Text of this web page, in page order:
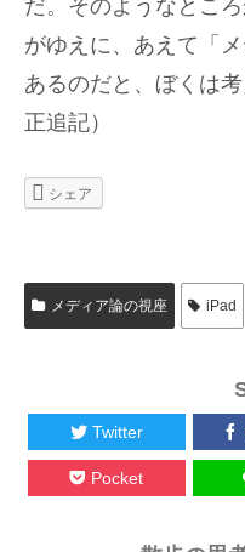
だ。そのようなとこ
がゆえに、あえて「
あるのだと、ぼくは
正追記）
シェア
メディア論の視座 iPad
Twitter
Pocket